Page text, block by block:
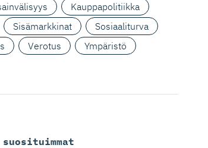
Kauppapolitiikka
Sisämarkkinat
Sosiaaliturva
Verotus
Ympäristö